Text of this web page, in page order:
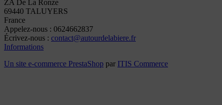
ZA De La Ronze
69440 TALUYERS
France
Appelez-nous : 0624662837
Écrivez-nous : contact@autourdelabiere.fr
Informations
Un site e-commerce PrestaShop par ITIS Commerce